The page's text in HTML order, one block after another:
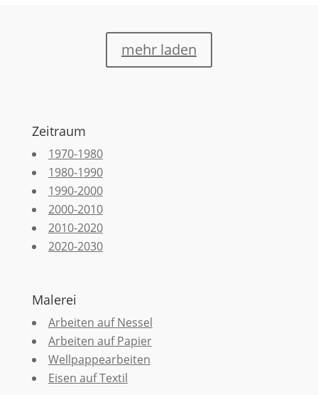
mehr laden
Zeitraum
1970-1980
1980-1990
1990-2000
2000-2010
2010-2020
2020-2030
Malerei
Arbeiten auf Nessel
Arbeiten auf Papier
Wellpappearbeiten
Eisen auf Textil